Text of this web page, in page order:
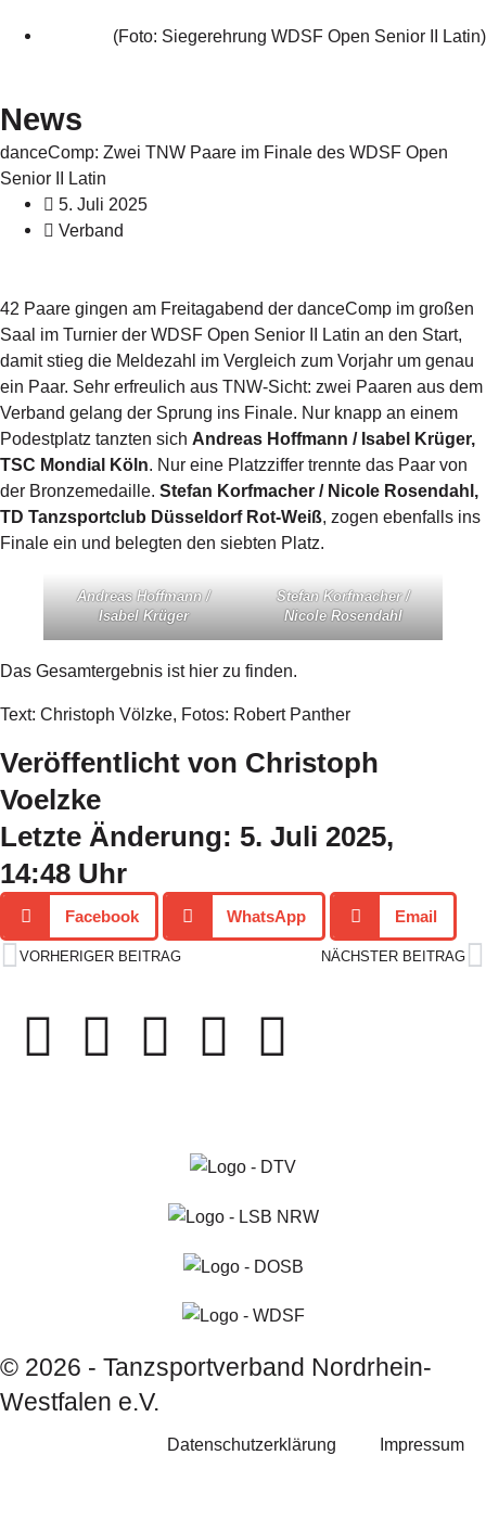
(Foto: Siegerehrung WDSF Open Senior II Latin)
News
danceComp: Zwei TNW Paare im Finale des WDSF Open
Senior II Latin
5. Juli 2025
Verband
42 Paare gingen am Freitagabend der danceComp im großen
Saal im Turnier der WDSF Open Senior II Latin an den Start,
damit stieg die Meldezahl im Vergleich zum Vorjahr um genau
ein Paar. Sehr erfreulich aus TNW-Sicht: zwei Paaren aus dem
Verband gelang der Sprung ins Finale. Nur knapp an einem
Podestplatz tanzten sich Andreas Hoffmann / Isabel Krüger,
TSC Mondial Köln. Nur eine Platzziffer trennte das Paar von
der Bronzemedaille. Stefan Korfmacher / Nicole Rosendahl,
TD Tanzsportclub Düsseldorf Rot-Weiß, zogen ebenfalls ins
Finale ein und belegten den siebten Platz.
Andreas Hoffmann /
Isabel Krüger
Stefan Korfmacher /
Nicole Rosendahl
Das Gesamtergebnis ist hier zu finden.
Text: Christoph Völzke, Fotos: Robert Panther
Veröffentlicht von Christoph
Voelzke
Letzte Änderung: 5. Juli 2025,
14:48 Uhr
Facebook WhatsApp Email
VORHERIGER BEITRAG NÄCHSTER BEITRAG
© 2026 - Tanzsportverband Nordrhein-
Westfalen e.V.
Datenschutzerklärung Impressum